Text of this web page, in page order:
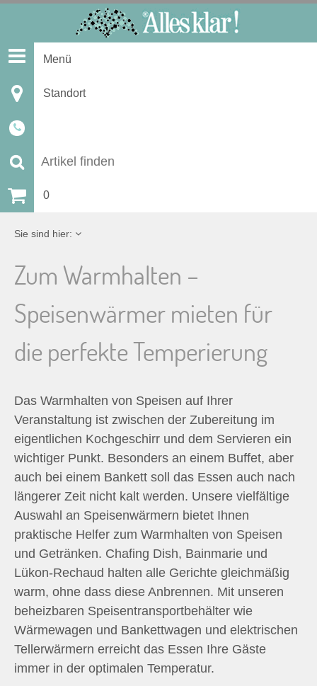
Menü
Standort
c
n
a
:
0
Sie sind hier:
Zum Warmhalten –
Speisenwärmer mieten für
die perfekte Temperierung
Das Warmhalten von Speisen auf Ihrer
Veranstaltung ist zwischen der Zubereitung im
eigentlichen Kochgeschirr und dem Servieren ein
wichtiger Punkt. Besonders an einem Buffet, aber
auch bei einem Bankett soll das Essen auch nach
längerer Zeit nicht kalt werden. Unsere vielfältige
Auswahl an Speisenwärmern bietet Ihnen
praktische Helfer zum Warmhalten von Speisen
und Getränken. Chafing Dish, Bainmarie und
Lükon-Rechaud halten alle Gerichte gleichmäßig
warm, ohne dass diese Anbrennen. Mit unseren
beheizbaren Speisentransportbehälter wie
Wärmewagen und Bankettwagen und elektrischen
Tellerwärmern erreicht das Essen Ihre Gäste
immer in der optimalen Temperatur.